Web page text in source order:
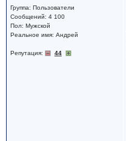
Группа: Пользователи
Сообщений: 4 100
Пол: Мужской
Реальное имя: Андрей
Репутация: 44